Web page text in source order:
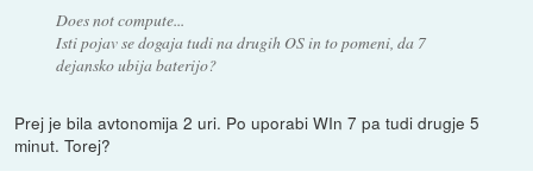
Does not compute...
Isti pojav se dogaja tudi na drugih OS in to pomeni, da 7
dejansko ubija baterijo?
Prej je bila avtonomija 2 uri. Po uporabi WIn 7 pa tudi drugje 5
minut. Torej?